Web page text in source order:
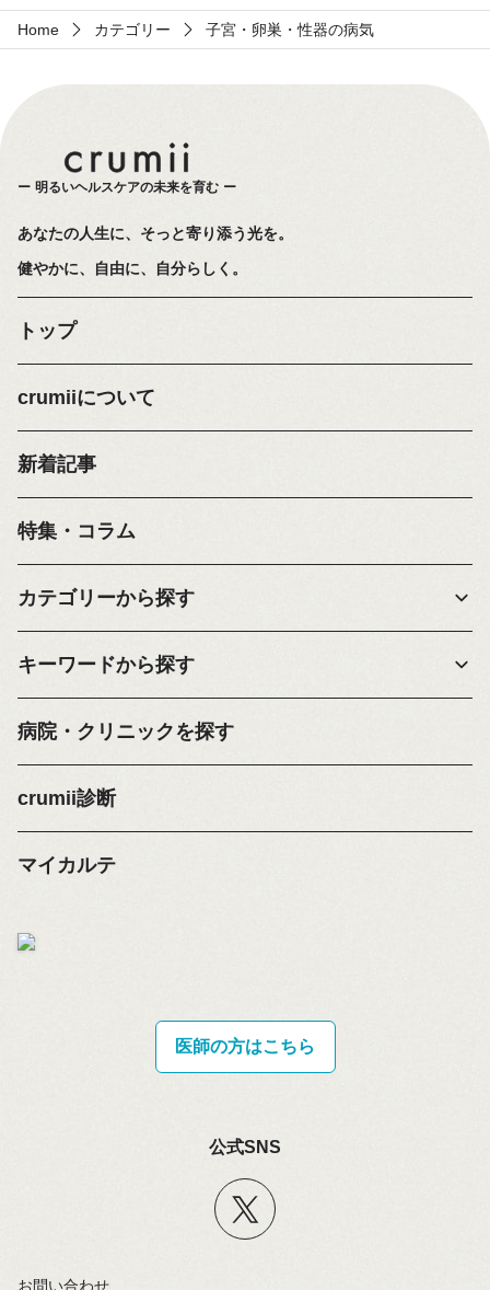
Home カテゴリー 子宮・卵巣・性器の病気
明るいヘルスケアの未来を育む
あなたの人生に、そっと寄り添う光を。
健やかに、自由に、自分らしく。
トップ
crumiiについて
新着記事
特集・コラム
カテゴリーから探す
キーワードから探す
病院・クリニックを探す
crumii診断
マイカルテ
医師の方はこちら
公式SNS
お問い合わせ